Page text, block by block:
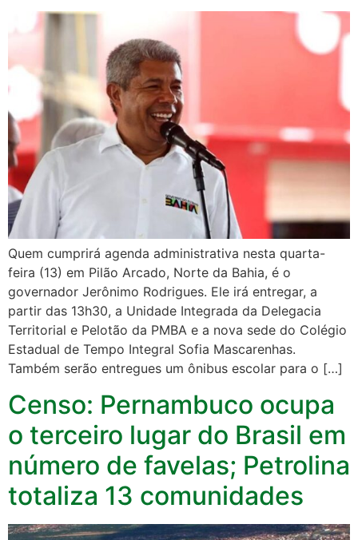
Quem cumprirá agenda administrativa nesta quarta-
feira (13) em Pilão Arcado, Norte da Bahia, é o
governador Jerônimo Rodrigues. Ele irá entregar, a
partir das 13h30, a Unidade Integrada da Delegacia
Territorial e Pelotão da PMBA e a nova sede do Colégio
Estadual de Tempo Integral Sofia Mascarenhas.
Também serão entregues um ônibus escolar para o […]
Censo: Pernambuco ocupa
o terceiro lugar do Brasil em
número de favelas; Petrolina
totaliza 13 comunidades